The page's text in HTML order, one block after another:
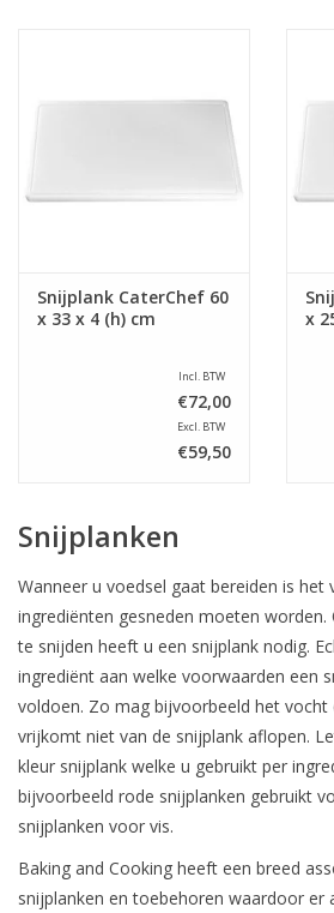
Snijplank CaterChef 60
x 33 x 4 (h) cm
Incl. BTW
€72,00
Excl. BTW
€59,50
x
Snijplanken
Wanneer u voedsel gaat bereiden is het
ingrediënten gesneden moeten worden.
te snijden heeft u een snijplank nodig.
ingrediënt aan welke voorwaarden een
voldoen. Zo mag bijvoorbeeld het
vrijkomt niet van de snijplank aflopen.
kleur snijplank welke u gebruikt per
bijvoorbeeld rode snijplanken gebruikt
snijplanken voor vis.
Baking and Cooking heeft een breed
snijplanken en toebehoren waardoor er